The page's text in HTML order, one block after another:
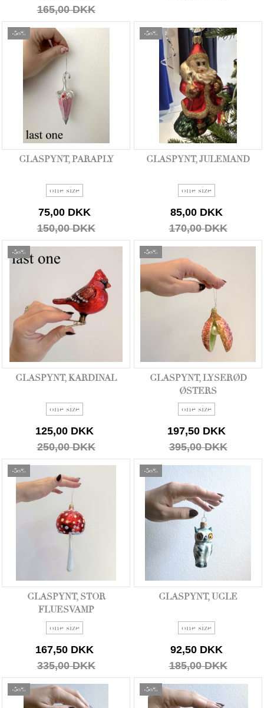
165,00 DKK
-50%
GLASPYNT, PARAPLY
one size
75,00 DKK
150,00 DKK
-50%
GLASPYNT, JULEMAND
one size
85,00 DKK
170,00 DKK
-50%
GLASPYNT, KARDINAL
one size
125,00 DKK
250,00 DKK
-50%
GLASPYNT, LYSERØD
ØSTERS
one size
197,50 DKK
395,00 DKK
-50%
GLASPYNT, STOR
FLUESVAMP
one size
167,50 DKK
335,00 DKK
-50%
GLASPYNT, UGLE
one size
92,50 DKK
185,00 DKK
-50% -50%